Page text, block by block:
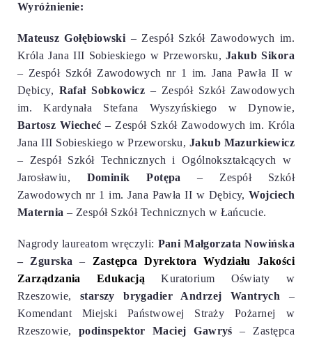
Wyróżnienie:
Mateusz Gołębiowski – Zespół Szkół Zawodowych im.
Króla Jana III Sobieskiego w Przeworsku, Jakub Sikora
– Zespół Szkół Zawodowych nr 1 im. Jana Pawła II w
Dębicy, Rafał Sobkowicz – Zespół Szkół Zawodowych
im. Kardynała Stefana Wyszyńskiego w Dynowie,
Bartosz Wiecheć – Zespół Szkół Zawodowych im. Króla
Jana III Sobieskiego w Przeworsku, Jakub Mazurkiewicz
– Zespół Szkół Technicznych i Ogólnokształcących w
Jarosławiu, Dominik Potępa
– Zespół Szkół
Zawodowych nr 1 im. Jana Pawła II w Dębicy,Wojciech
Maternia – Zespół Szkół Technicznych w Łańcucie.
Nagrody laureatom wręczyli: Pani Małgorzata Nowińska
– Zgurska– Zastępca Dyrektora Wydziału Jakości
Zarządzania EdukacjąKuratorium Oświaty w
Rzeszowie, starszy brygadier Andrzej Wantrych –
Komendant Miejski Państwowej Straży Pożarnej w
Rzeszowie,podinspektor Maciej Gawryś– Zastępca